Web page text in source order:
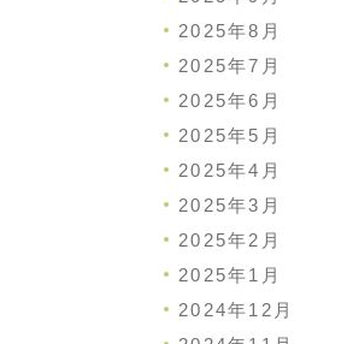
2025年8月
2025年7月
2025年6月
2025年5月
2025年4月
2025年3月
2025年2月
2025年1月
2024年12月